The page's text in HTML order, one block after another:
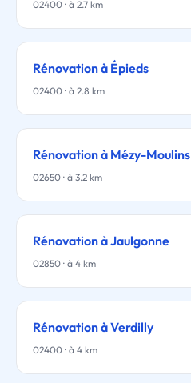
02400 · à 2.7 km
Rénovation à Épieds
02400 · à 2.8 km
Rénovation à Mézy-Moulins
02650 · à 3.2 km
Rénovation à Jaulgonne
02850 · à 4 km
Rénovation à Verdilly
02400 · à 4 km